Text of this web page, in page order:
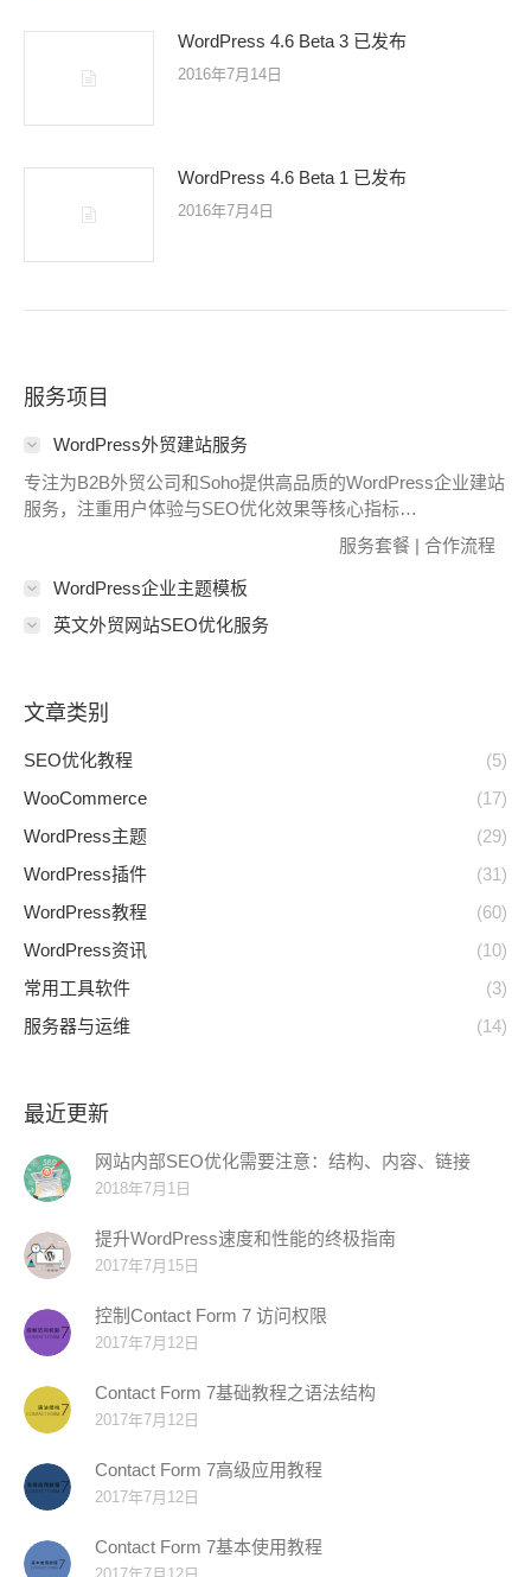
WordPress 4.6 Beta 3 已发布
2016年7月14日
WordPress 4.6 Beta 1 已发布
2016年7月4日
服务项目
WordPress外贸建站服务
专注为B2B外贸公司和Soho提供高品质的WordPress企业建站
服务，注重用户体验与SEO优化效果等核心指标…
服务套餐 | 合作流程
WordPress企业主题模板
英文外贸网站SEO优化服务
文章类别
SEO优化教程
(5)
WooCommerce
(17)
WordPress主题
(29)
WordPress插件
(31)
WordPress教程
(60)
WordPress资讯
(10)
常用工具软件
(3)
服务器与运维
(14)
最近更新
网站内部SEO优化需要注意：结构、内容、链接
2018年7月1日
提升WordPress速度和性能的终极指南
2017年7月15日
控制Contact Form 7 访问权限
2017年7月12日
Contact Form 7基础教程之语法结构
2017年7月12日
Contact Form 7高级应用教程
2017年7月12日
Contact Form 7基本使用教程